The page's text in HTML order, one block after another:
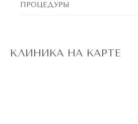
ПРОЦЕДУРЫ
КЛИНИКА НА КАРТЕ